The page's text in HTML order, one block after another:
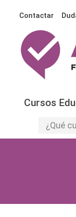
Contactar
Cursos
Search: